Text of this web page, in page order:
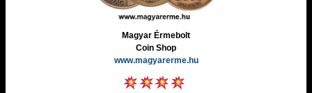
Magyar Érmebolt
Coin Shop
www.magyarerme.hu